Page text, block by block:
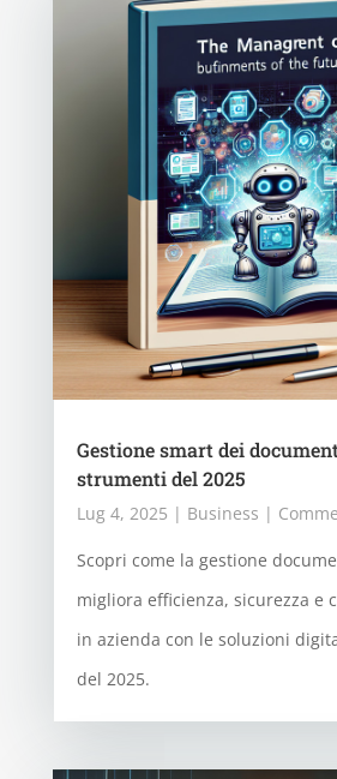
Gestione smart dei
strumenti del 2025
Lug 4, 2025 | Business |
Scopri come la gestione
migliora efficienza, sicurezza e
in azienda con le soluzioni
del 2025.